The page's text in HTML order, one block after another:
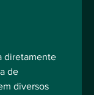
diretamente
de
diversos